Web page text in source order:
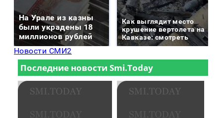
На Урале из казны
были украдены 18
миллионов рублей
Как выглядит место
крушение вертолета на
Кавказе: смотреть
Новости СМИ2